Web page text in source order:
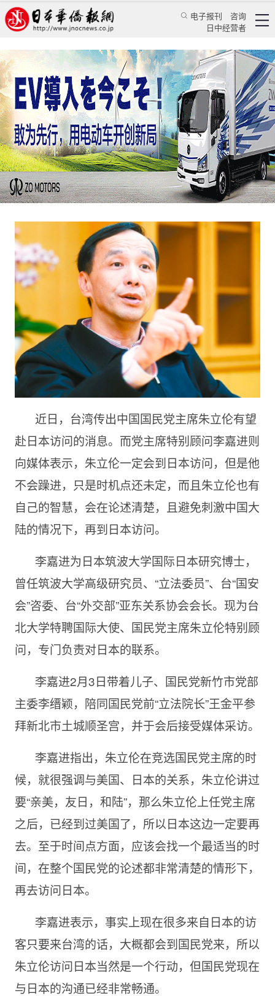
电子报刊
咨询
日中经营者
中国国民党主席朱立伦在台湾寻找访问日本的时
机
杨腾凯 评论 国际视角
日本华侨报 2023/2/6 09:51:24
近日，台湾传出中国国民党主席朱立伦有望
赴日本访问的消息。而党主席特别顾问李嘉进则
向媒体表示，朱立伦一定会到日本访问，但是他
不会躁进，只是时机点还未定，而且朱立伦也有
自己的智慧，会在论述清楚，且避免刺激中国大
陆的情况下，再到日本访问。
李嘉进为日本筑波大学国际日本研究博士，
曾任筑波大学高级研究员、“立法委员”、台“国安
会”咨委、台“外交部”亚东关系协会会长。现为台
北大学特聘国际大使、国民党主席朱立伦特别顾
问，专门负责对日本的联系。
李嘉进2月3日带着儿子、国民党新竹市党部
主委李缙颖，陪同国民党前“立法院长”王金平参
拜新北市土城顺圣宫，并于会后接受媒体采访。
李嘉进指出，朱立伦在竞选国民党主席的时
候，就很强调与美国、日本的关系，朱立伦讲过
要“亲美，友日，和陆”，那么朱立伦上任党主席
之后，已经到过美国了，所以日本这边一定要再
去。至于时间点方面，应该会找一个最适当的时
间，在整个国民党的论述都非常清楚的情形下，
再去访问日本。
李嘉进表示，事实上现在很多来自日本的访
客只要来台湾的话，大概都会到国民党来，所以
朱立伦访问日本当然是一个行动，但国民党现在
与日本的沟通已经非常畅通。